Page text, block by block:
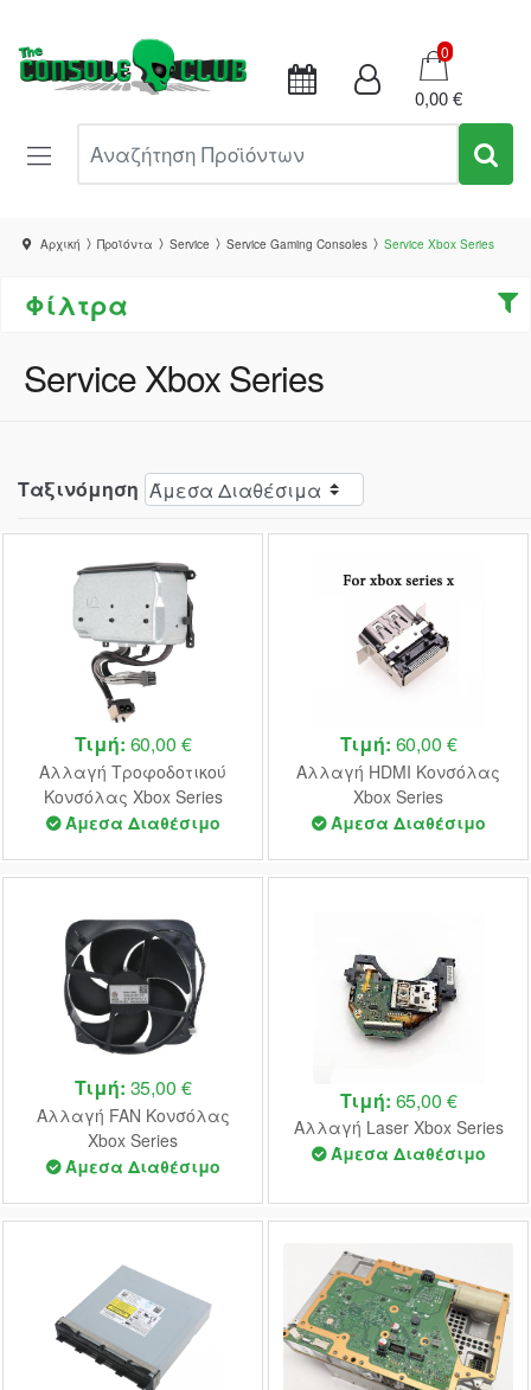
Καλάθι
0
0,00 €
Αρχική Προϊόντα Service Service Gaming Consoles Service Xbox Series
Φίλτρα
Service Xbox Series
Ταξινόμηση
Τιμή: 60,00 €
Αλλαγή Τροφοδοτικού
Κονσόλας Xbox Series
Άμεσα Διαθέσιμο
Τιμή: 60,00 €
Αλλαγή HDMI Κονσόλας
Xbox Series
Άμεσα Διαθέσιμο
Τιμή: 35,00 €
Αλλαγή FAN Κονσόλας
Xbox Series
Άμεσα Διαθέσιμο
Τιμή: 65,00 €
Αλλαγή Laser Xbox Series
Άμεσα Διαθέσιμο